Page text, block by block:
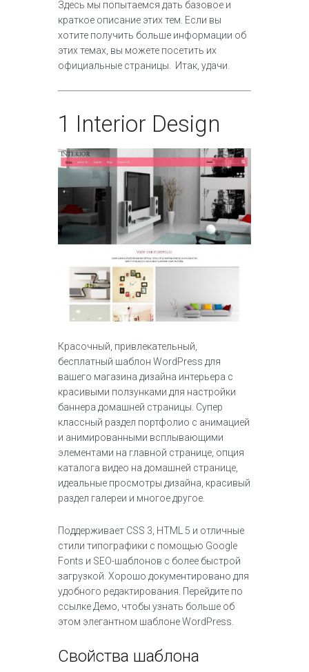
Здесь мы попытаемся дать базовое и
краткое описание этих тем. Если вы
хотите получить больше информации об
этих темах, вы можете посетить их
официальные страницы. Итак, удачи.
1 Interior Design
Красочный, привлекательный,
бесплатный шаблон WordPress для
вашего магазина дизайна интерьера с
красивыми ползунками для настройки
баннера домашней страницы. Супер
классный раздел портфолио с анимацией
и анимированными всплывающими
элементами на главной странице, опция
каталога видео на домашней странице,
идеальные просмотры дизайна, красивый
раздел галереи и многое другое.
Поддерживает CSS 3, HTML 5 и отличные
стили типографики с помощью Google
Fonts и SEO-шаблонов с более быстрой
загрузкой. Хорошо документировано для
удобного редактирования. Перейдите по
ссылке Демо, чтобы узнать больше об
этом элегантном шаблоне WordPress.
Cвойства шаблона